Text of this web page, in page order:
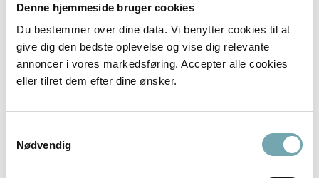
Denne hjemmeside bruger cookies
Du bestemmer over dine data. Vi benytter cookies til at
give dig den bedste oplevelse og vise dig relevante
annoncer i vores markedsføring. Accepter alle cookies
eller tilret dem efter dine ønsker.
Nødvendig
Ditte Young · 2. januar 2015 When I talk to horses I
a connection between the riders posture and the
horse’s injuries, weaknesses and strong sides. And